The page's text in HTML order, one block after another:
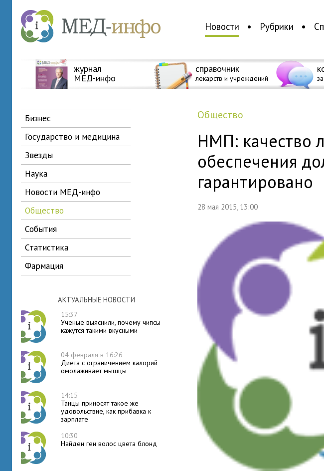
Новости Рубрики
журнал
МЕД-инфо
справочник
лекарств и учреждений
бизнес
государство и медицина
звезды
наука
новости МЕД-инфо
общество
события
статистика
фармация
АКТУАЛЬНЫЕ НОВОСТИ
15:37
Ученые выяснили, почему чипсы
кажутся такими вкусными
04 февраля в 16:26
Диета с ограничением калорий
омолаживает мышцы
14:15
Танцы приносят такое же
удовольствие, как прибавка к
зарплате
10:30
Найден ген волос цвета блонд
общество
НМП: качество
обеспечения
гарантировано
28 мая 2015, 13:00